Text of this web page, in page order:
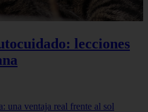
lecciones